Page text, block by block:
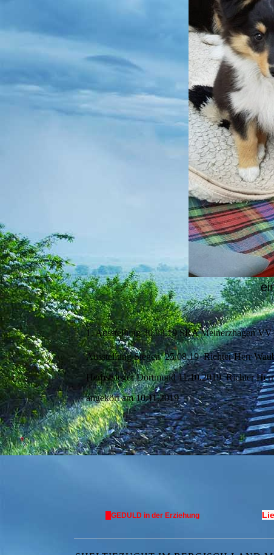
1. Ausstellung 30.03.19 SRA Meinerzhagen
Ausstellung Siegen 25.08.19 Richter Herr
Herbstsieger Dortmund 11.10.2019 Richter
angekört am 10.11.2019
GEDULD in der Erziehung